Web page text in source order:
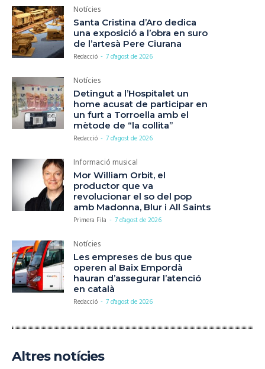
Notícies
Santa Cristina d’Aro dedica
una exposició a l’obra en suro
de l’artesà Pere Ciurana
Redacció - 7 d'agost de 2026
Notícies
Detingut a l’Hospitalet un
home acusat de participar en
un furt a Torroella amb el
mètode de “la collita”
Redacció - 7 d'agost de 2026
Informació musical
Mor William Orbit, el
productor que va
revolucionar el so del pop
amb Madonna, Blur i All Saints
Primera Fila - 7 d'agost de 2026
Notícies
Les empreses de bus que
operen al Baix Empordà
hauran d’assegurar l’atenció
en català
Redacció - 7 d'agost de 2026
Altres notícies